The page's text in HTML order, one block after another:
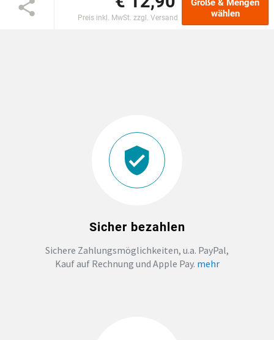
ZAHNARZTPRAXIS
FOTOTASSEN UND MEHR
GROSSBESTELLUNG
Preis inkl. MwSt. zzgl. Versand
Größe & Mengen
wählen
Sicher bezahlen
Sichere Zahlungsmöglichkeiten, u.a. PayPal,
Kauf auf Rechnung und Apple Pay. mehr